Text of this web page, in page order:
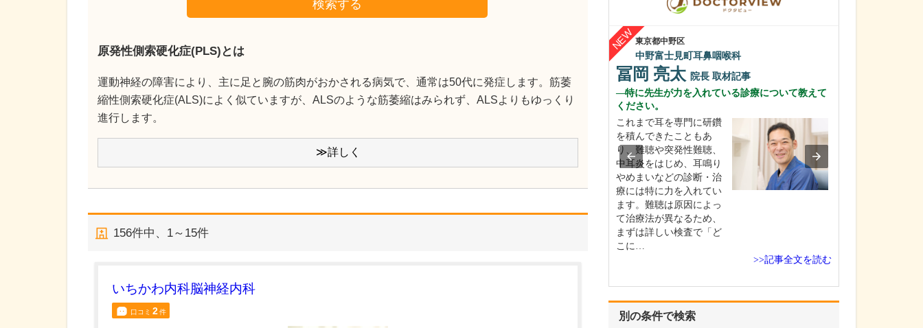
検索する
原発性側索硬化症(PLS)とは
運動神経の障害により、主に足と腕の筋肉がおかされる病気で、通常は50代に発症します。筋萎
縮性側索硬化症(ALS)によく似ていますが、ALSのような筋萎縮はみられず、ALSよりもゆっくり
進行します。
≫詳しく
156件中、 1～15件
いちかわ内科脳神経内科
口コミ 2件 別の条件で検索
東京都中野区
中野富士見町耳鼻咽喉科
冨岡 亮太 院長 取材記事
特に先生が力を入れている診療について教えて
ください。
これまで耳を専門に研鑽
を積んできたこともあ
り、難聴や突発性難聴、
中耳炎をはじめ、耳鳴り
やめまいなどの診断・治
療には特に力を入れてい
ます。難聴は原因によっ
て治療法が異なるため、
まずは詳しい検査で「ど
こに…
>>記事全文を読む
古田 秀勝院長
取材記事
日々の診療で心がけていることを教えてくださ
い。
性腫瘍の早期発見は、か
す。例えば、血尿とか、